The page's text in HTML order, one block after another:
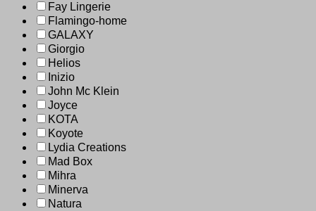
Fay Lingerie
Flamingo-home
GALAXY
Giorgio
Helios
Inizio
John Mc Klein
Joyce
KOTA
Koyote
Lydia Creations
Mad Box
Mihra
Minerva
Natura